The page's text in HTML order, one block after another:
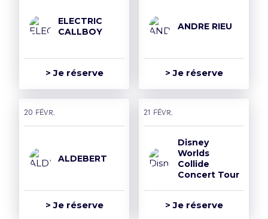
ELECTRIC
CALLBOY
> Je réserve
ANDRE RIEU
> Je réserve
20 févr.
ALDEBERT
> Je réserve
21 févr.
Disney
Worlds
Collide
Concert Tour
> Je réserve